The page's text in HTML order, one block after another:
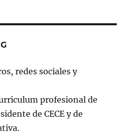
redes sociales y
profesional de
de CECE y de